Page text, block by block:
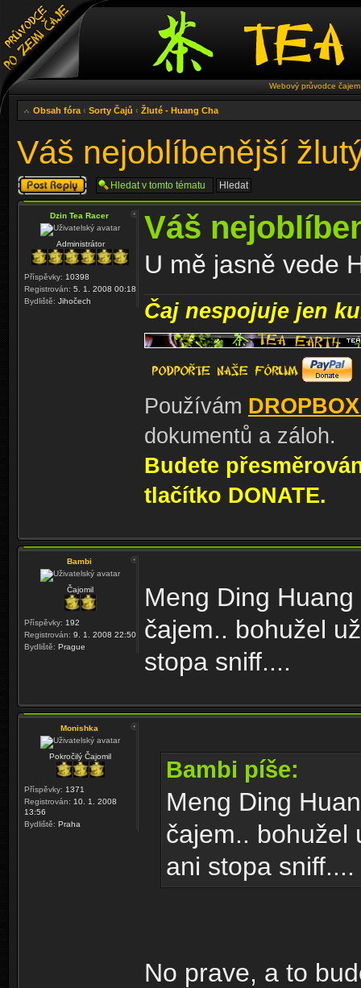
Webový průvodce
Obsah fóra ‹ Sorty Čajů ‹ Žluté - Huang Cha
Váš nejoblíbenější
Odeslat odpověď
Dzin Tea Racer
Administrátor
Příspěvky: 10398
Registrován: 5. 1. 2008 00:18
Bydliště: Jihočech
Váš
U mě jasně vede
Čaj nespojuje jen
Používám
dokumentů a záloh.
Budete
tlačítko DONATE.
Bambi
Čajomil
Příspěvky: 192
Registrován: 9. 1. 2008 22:50
Bydliště: Prague
Meng Ding
čajem.. bohužel
stopa sniff....
Monishka
Pokročilý Čajomil
Příspěvky: 1371
Registrován: 10. 1. 2008
13:56
Bydliště: Praha
Bambi píše:
Meng Ding
čajem.. bohužel
ani stopa sniff....
No prave, a to